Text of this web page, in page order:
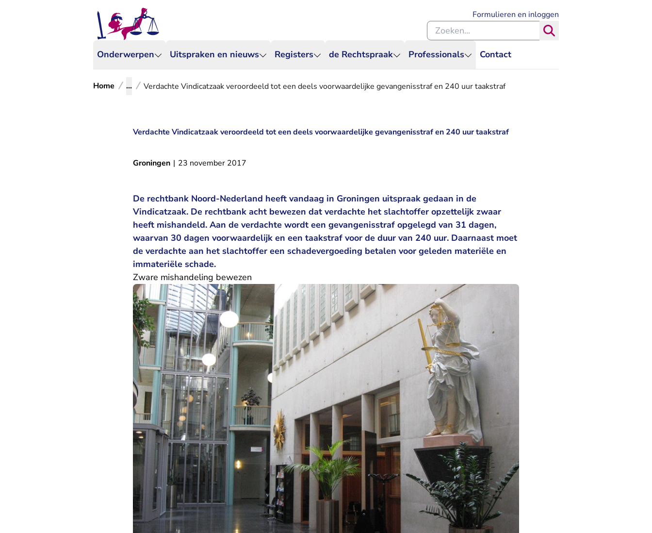
Onderwerpen Uitspraken en nieuws Registers de Rechtspraak Professionals Contact
Formulieren en inloggen
Zoeken binnen de Rechtspraak
Home ... Verdachte Vindicatzaak veroordeeld tot een deels voorwaardelijke gevangenisstraf en 240 uur taakstraf
Verdachte Vindicatzaak veroordeeld tot een deels voorwaardelijke gevangenisstraf en 240 uur taakstraf
Groningen | 23 november 2017
De rechtbank Noord-Nederland heeft vandaag in Groningen uitspraak gedaan in de
Vindicatzaak. De rechtbank acht bewezen dat verdachte het slachtoffer opzettelijk zwaar
heeft mishandeld. Aan de verdachte wordt een gevangenisstraf opgelegd van 31 dagen,
waarvan 30 dagen voorwaardelijk en een taakstraf voor de duur van 240 uur. Daarnaast moet
de verdachte aan het slachtoffer een schadevergoeding betalen voor geleden materiële en
immateriële schade.
Zware mishandeling bewezen